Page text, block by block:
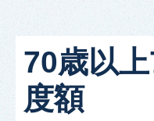
70歳以
度額